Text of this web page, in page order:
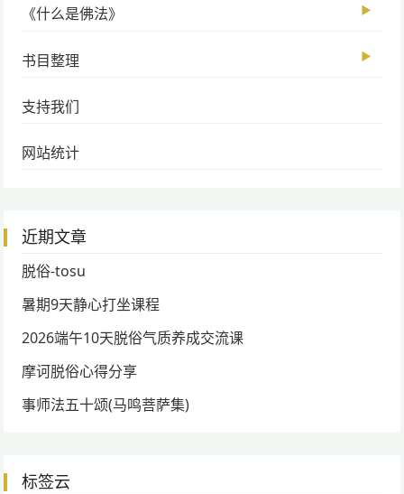
《什么是佛法》 ▶
书目整理 ▶
支持我们
网站统计
近期文章
脱俗-tosu
暑期9天静心打坐课程
2026端午10天脱俗气质养成交流课
摩诃脱俗心得分享
事师法五十颂(马鸣菩萨集)
标签云